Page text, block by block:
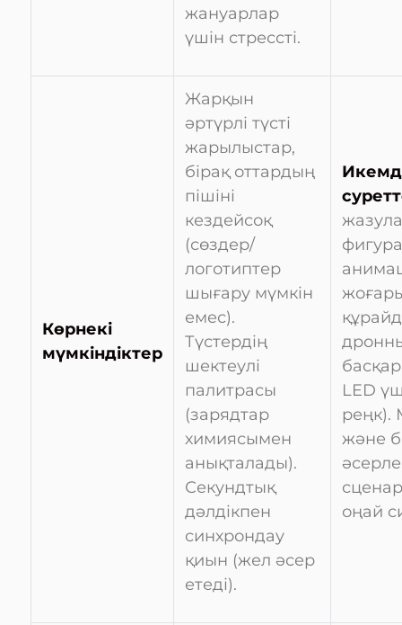
жануарлар
үшін стрессті.
Көрнекі
мүмкіндіктер
Жарқын
әртүрлі түсті
жарылыстар,
бірақ оттардың
пішіні
кездейсоқ
(сөздер/
логотиптер
шығару мүмкін
емес).
Түстердің
шектеулі
палитрасы
(зарядтар
химиясымен
анықталады).
Секундтық
дәлдікпен
синхрондау
қиын (жел әсер
етеді).
LED
реңк).
және
оңай